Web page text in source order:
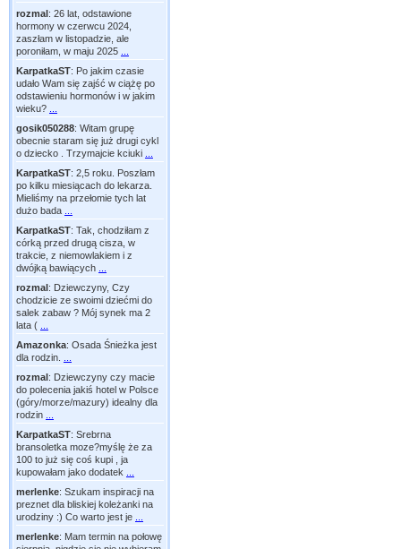
rozmal: 26 lat, odstawione
hormony w czerwcu 2024,
zaszłam w listopadzie, ale
poroniłam, w maju 2025
KarpatkaST: Po jakim czasie
udało Wam się zajść w ciążę po
odstawieniu hormonów i w jakim
wieku?
gosik050288: Witam grupę
obecnie staram się już drugi cykl
o dziecko . Trzymajcie kciuki
KarpatkaST: 2,5 roku. Poszłam
po kilku miesiącach do lekarza.
Mieliśmy na przełomie tych lat
dużo bada
KarpatkaST: Tak, chodziłam z
córką przed drugą cisza, w
trakcie, z niemowlakiem i z
dwójką bawiących
rozmal: Dziewczyny, Czy
chodzicie ze swoimi dziećmi do
salek zabaw ? Mój synek ma 2
lata (
Amazonka: Osada Śnieżka jest
dla rodzin.
rozmal: Dziewczyny czy macie
do polecenia jakiś hotel w Polsce
(góry/morze/mazury) idealny dla
rodzin
KarpatkaST: Srebrna
bransoletka moze?myślę że za
100 to już się coś kupi , ja
kupowałam jako dodatek
merlenke: Szukam inspiracji na
preznet dla bliskiej koleżanki na
urodziny :) Co warto jest je
merlenke: Mam termin na połowę